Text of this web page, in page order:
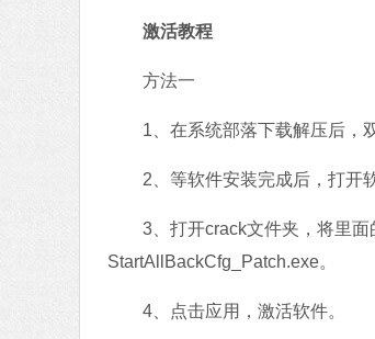
激活教程
方法一
1、在系统部落下载解压后，双
2、等软件安装完成后，打开软
3、打开crack文件夹，将里面
StartAllBackCfg_Patch.exe。
4、点击应用，激活软件。